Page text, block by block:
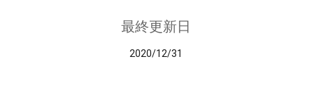
最終更新日
2020/12/31